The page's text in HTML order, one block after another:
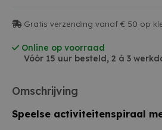
Gratis verzending vanaf € 50 op
Online op voorraad
Vóór 15 uur besteld, 2 à 3
Omschrijving
Speelse activiteitenspiraal